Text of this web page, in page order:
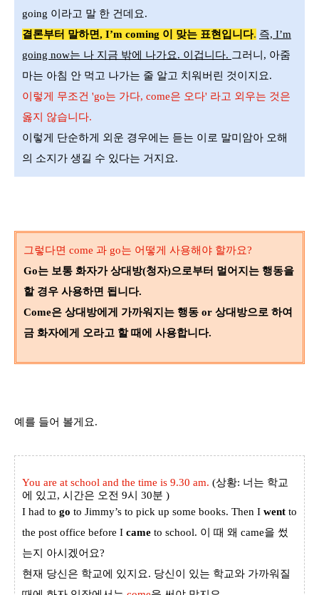
going 이라고 말 한 건데요.
결론부터 말하면, I’m coming 이 맞는 표현입니다. 즉, I’m
going now는 나 지금 밖에 나가요. 이겁니다. 그러니 , 아줌
마는 아침 안 먹고 나가는 줄 알고 치워버린 것이지요.
이렇게 무조건 'go는 가다, come은 오다' 라고 외우는 것은
옳지 않습니다.
이렇게 단순하게 외운 경우에는 듣는 이로 말미암아 오해
의 소지가 생길 수 있다는 거지요.
그렇다면 come 과 go는 어떻게 사용해야 할까요?
Go는 보통 화자가 상대방(청자)으로부터 멀어지는 행동을
할 경우 사용하면 됩니다.
Come은 상대방에게 가까워지는 행동 or 상대방으로 하여
금 화자에게 오라고 할 때에 사용합니다.
예를 들어 볼게요.
You are at school and the time is 9.30 am. (상황: 너는 학교
에 있고, 시간은 오전 9시 30분 )
I had to go to Jimmy’s to pick up some books. Then I went to
the post office before I came to school. 이 때 왜 came을 썼
는지 아시겠어요?
현재 당신은 학교에 있지요. 당신이 있는 학교와 가까워질